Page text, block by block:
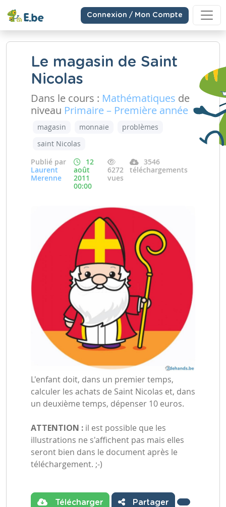
Connexion / Mon Compte
Le magasin de Saint
Nicolas
Dans le cours : Mathématiques de
niveau Primaire – Première année
magasin monnaie
problèmes
saint Nicolas
Publié par
Laurent
Merenne
12
août
2011
00:00
6272
vues
3546
téléchargements
L'enfant doit, dans un premier temps,
calculer les achats de Saint Nicolas et, dans
un deuxième temps, dépenser 10 euros.
ATTENTION : il est possible que les
illustrations ne s'affichent pas mais elles
seront bien dans le document après le
téléchargement. ;-)
Télécharger Partager